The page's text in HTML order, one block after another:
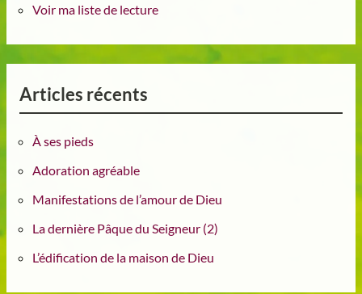
Voir ma liste de lecture
Articles récents
À ses pieds
Adoration agréable
Manifestations de l’amour de Dieu
La dernière Pâque du Seigneur (2)
L’édification de la maison de Dieu